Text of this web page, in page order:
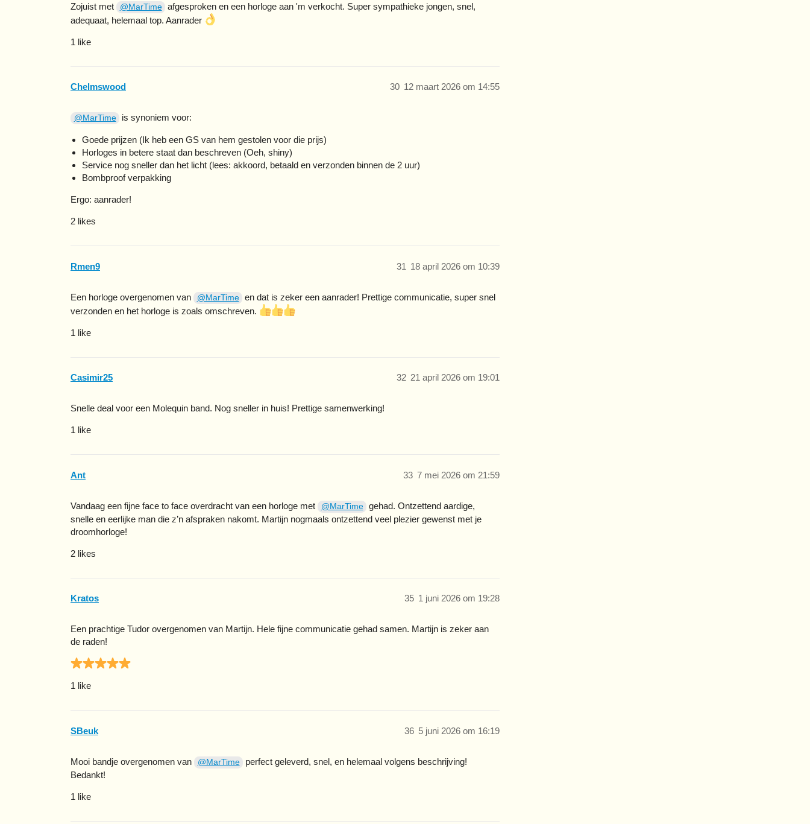
Zojuist met @MarTime afgesproken en een horloge aan 'm verkocht. Super sympathieke jongen, snel,
adequaat, helemaal top. Aanrader
1 like
Chelmswood 12 maart 2026 om 14:55
30
@MarTime is synoniem voor:
Goede prijzen (Ik heb een GS van hem gestolen voor die prijs)
Horloges in betere staat dan beschreven (Oeh, shiny)
Service nog sneller dan het licht (lees: akkoord, betaald en verzonden binnen de 2 uur)
Bombproof verpakking
Ergo: aanrader!
2 likes
Rmen9 18 april 2026 om 10:39
31
Een horloge overgenomen van @MarTime en dat is zeker een aanrader! Prettige communicatie, super snel
verzonden en het horloge is zoals omschreven.
1 like
Casimir25 21 april 2026 om 19:01
32
Snelle deal voor een Molequin band. Nog sneller in huis! Prettige samenwerking!
1 like
Ant 7 mei 2026 om 21:59
33
Vandaag een fijne face to face overdracht van een horloge met @MarTime gehad. Ontzettend aardige,
snelle en eerlijke man die z’n afspraken nakomt. Martijn nogmaals ontzettend veel plezier gewenst met je
droomhorloge!
2 likes
Kratos 1 juni 2026 om 19:28
35
Een prachtige Tudor overgenomen van Martijn. Hele fijne communicatie gehad samen. Martijn is zeker aan
de raden!
1 like
SBeuk 5 juni 2026 om 16:19
36
Mooi bandje overgenomen van @MarTime
perfect geleverd, snel, en helemaal volgens beschrijving!
Bedankt!
1 like